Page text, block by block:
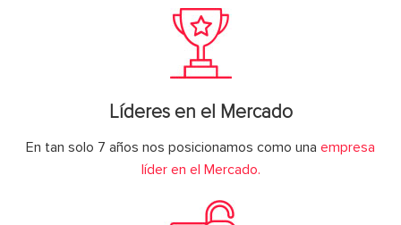
Líderes en el Mercado
En tan solo 7 años nos posicionamos como una empresa
líder en el Mercado.